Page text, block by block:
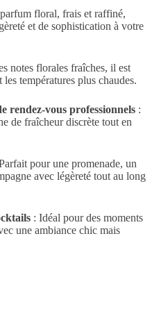
floral, frais et raffiné,
et de sophistication à votre
notes florales fraîches, il est
températures plus chaudes.
rendez-vous professionnels :
de fraîcheur discrète tout en
pour une promenade, un
avec légèreté tout au long
: Idéal pour des moments
une ambiance chic mais